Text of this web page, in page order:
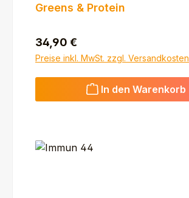
Greens & Protein
Regulärer Preis:
34,90 €
Preise inkl. MwSt. zzgl. Versandkosten
In den Warenkorb